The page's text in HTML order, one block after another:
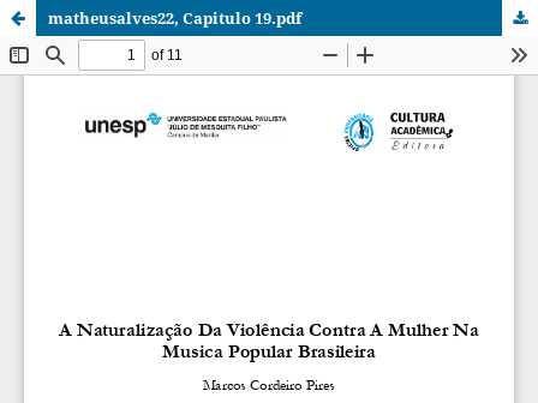
matheusalves22, Capitulo 19.pdf